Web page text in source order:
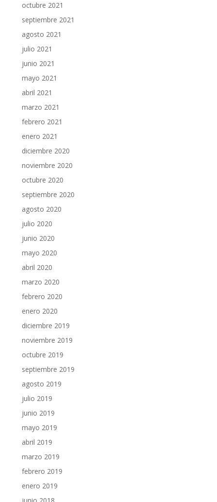
octubre 2021
septiembre 2021
agosto 2021
julio 2021
junio 2021
mayo 2021
abril 2021
marzo 2021
febrero 2021
enero 2021
diciembre 2020
noviembre 2020
octubre 2020
septiembre 2020
agosto 2020
julio 2020
junio 2020
mayo 2020
abril 2020
marzo 2020
febrero 2020
enero 2020
diciembre 2019
noviembre 2019
octubre 2019
septiembre 2019
agosto 2019
julio 2019
junio 2019
mayo 2019
abril 2019
marzo 2019
febrero 2019
enero 2019